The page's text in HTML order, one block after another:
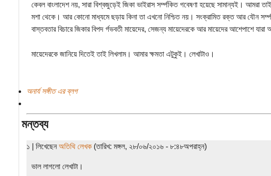
কেবল বাংলাদেশ নয়, সারা বিশ্বজুড়েই জিকা ভাইরাস সর্ম্পকিত গবেষণা হয়েছে সামান্যই। আমরা
মশা থেকে। আর কোনো মাধ্যমে ছড়ায় কিনা তা এখনো নিশ্চিত নয়। সংক্রামিত রক্ত আর যৌন
বাস্তবতার বিচারে জিকার বিপদ র্গভবতী মায়েদের, সেজন্য মায়েদেরকে আর মায়েদের আশেপাশে
মায়েদেরকে জানিয়ে দিতেই তাই লিখলাম। আমার ক্ষমতা এটুকুই। লেখাটাও।
অনার্য সঙ্গীত এর ব্লগ
মন্তব্য
১ | লিখেছেন অতিথি লেখক(তারিখ: মঙ্গল, ২৮/০৬/২০১৬ - ৮:৪৮অপরাহ্ন)
ভাল লাগলো লেখাটা।